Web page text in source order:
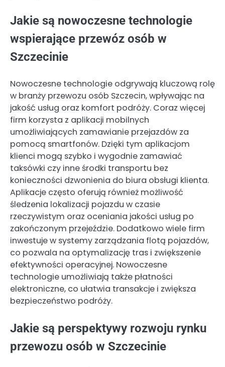
Jakie są nowoczesne technologie
wspierające przewóz osób w
Szczecinie
Nowoczesne technologie odgrywają kluczową rolę
w branży przewozu osób Szczecin, wpływając na
jakość usług oraz komfort podróży. Coraz więcej
firm korzysta z aplikacji mobilnych
umożliwiających zamawianie przejazdów za
pomocą smartfonów. Dzięki tym aplikacjom
klienci mogą szybko i wygodnie zamawiać
taksówki czy inne środki transportu bez
konieczności dzwonienia do biura obsługi klienta.
Aplikacje często oferują również możliwość
śledzenia lokalizacji pojazdu w czasie
rzeczywistym oraz oceniania jakości usług po
zakończonym przejeździe. Dodatkowo wiele firm
inwestuje w systemy zarządzania flotą pojazdów,
co pozwala na optymalizację tras i zwiększenie
efektywności operacyjnej. Nowoczesne
technologie umożliwiają także płatności
elektroniczne, co ułatwia transakcje i zwiększa
bezpieczeństwo podróży.
Jakie są perspektywy rozwoju rynku
przewozu osób w Szczecinie